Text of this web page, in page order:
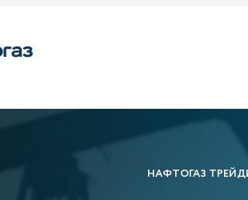
НАФТОГАЗ